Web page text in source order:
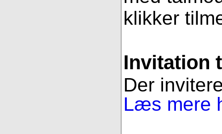
klikker
Invitation
Der
Læs mere